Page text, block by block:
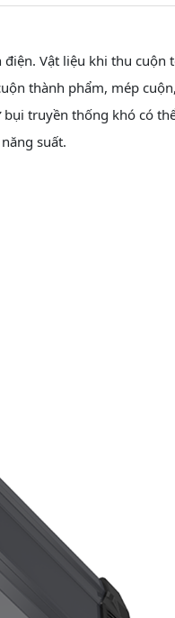
Vật liệu khi thu cuộn
thành phẩm, mép
truyền thống khó có
suất.